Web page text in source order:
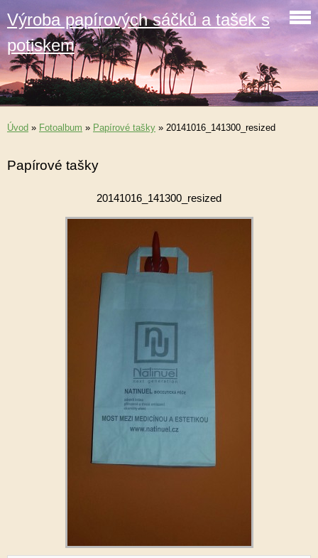
Výroba papírových sáčků a tašek s
potiskem
Úvod » Fotoalbum » Papírové tašky » 20141016_141300_resized
Papírové tašky
20141016_141300_resized